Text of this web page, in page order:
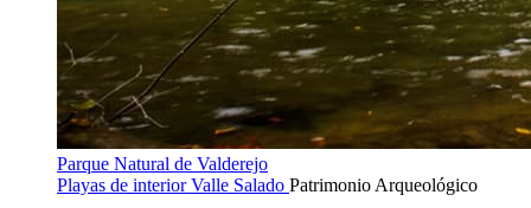
Parque Natural de Valderejo
Playas de interiorValle Salado Patrimonio Arqueológico